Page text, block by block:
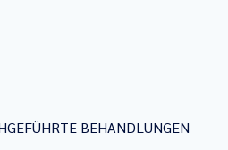
BEHANDLUNGEN